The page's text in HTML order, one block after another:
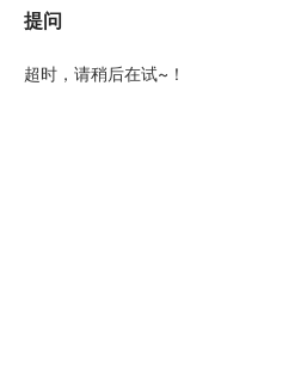
提问
超时，请稍后在试~！